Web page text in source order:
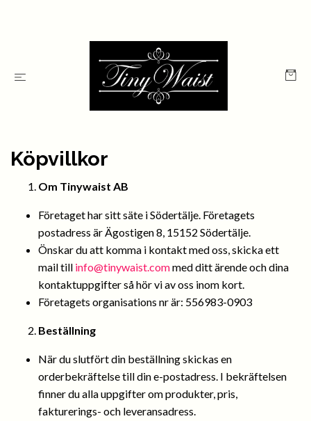
Köpvillkor
Om Tinywaist AB
Företaget har sitt säte i Södertälje. Företagets
postadress är Ägostigen 8, 15152 Södertälje.
Önskar du att komma i kontakt med oss, skicka ett
mail till info@tinywaist.commed ditt ärende och dina
kontaktuppgifter så hör vi av oss inom kort.
Företagets organisations nr är: 556983-0903
Beställning
När du slutfört din beställning skickas en
orderbekräftelse till din e-postadress. I bekräftelsen
finner du alla uppgifter om produkter, pris,
fakturerings- och leveransadress.